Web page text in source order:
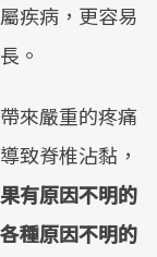
疾病，更容易
。
來嚴重的疼痛
致脊椎沾黏，
有原因不明的
種原因不明的